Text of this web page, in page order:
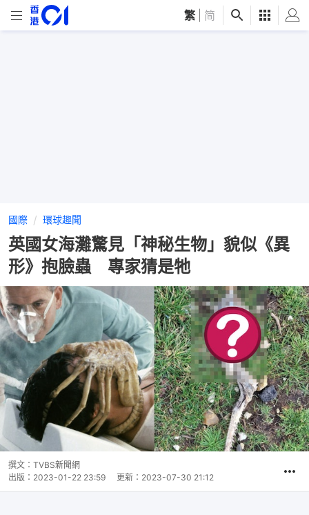
繁 简
國際 環球趣聞
英國女海灘驚見「神秘生物」貌似《異
形》抱臉蟲 專家猜是牠
撰文： TVBS新聞網
出版： 2023-01-22 23:59 更新： 2023-07-30 21:12